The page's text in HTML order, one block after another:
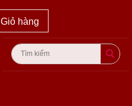
Giỏ hàng